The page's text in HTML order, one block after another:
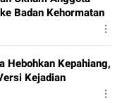
Badan Kehormatan
Hebohkan Kepahiang,
Kejadian